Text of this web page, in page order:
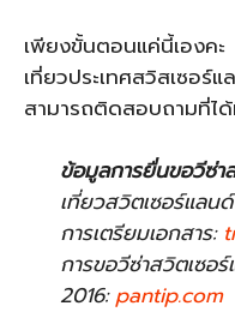
เพียงขั้นตอนแค่นี้เองค
เที่ยวประเทศสวิสเซอ
สามารถติดสอบถามที่ไ
ข้อมูลการยื่นขอวีซ่า
เที่ยวสวิตเซอร์แ
การเตรียมเอกสาร:
การขอวีซ่าสวิตเซอ
2016:pantip.com